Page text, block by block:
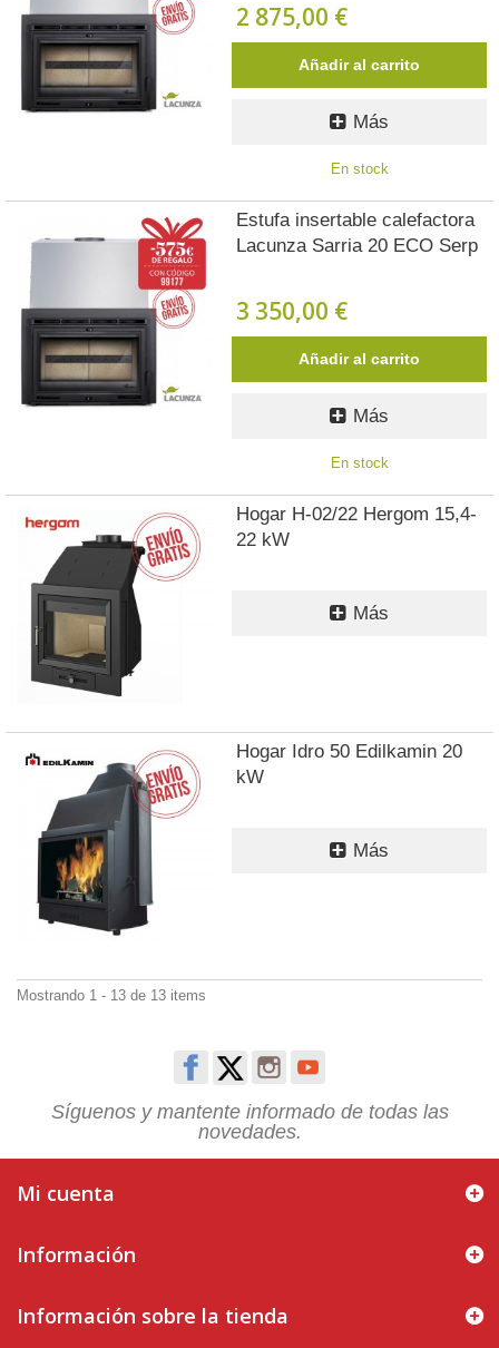
2 875,00 €
Añadir al carrito
Más
En stock
Estufa insertable calefactora
Lacunza Sarria 20 ECO Serp
3 350,00 €
Añadir al carrito
Más
En stock
Hogar H-02/22 Hergom 15,4-
22 kW
Más
Hogar Idro 50 Edilkamin 20
kW
Más
Mostrando 1 - 13 de 13 items
Síguenos y mantente informado de todas las
novedades.
Mi cuenta
Información
Información sobre la tienda